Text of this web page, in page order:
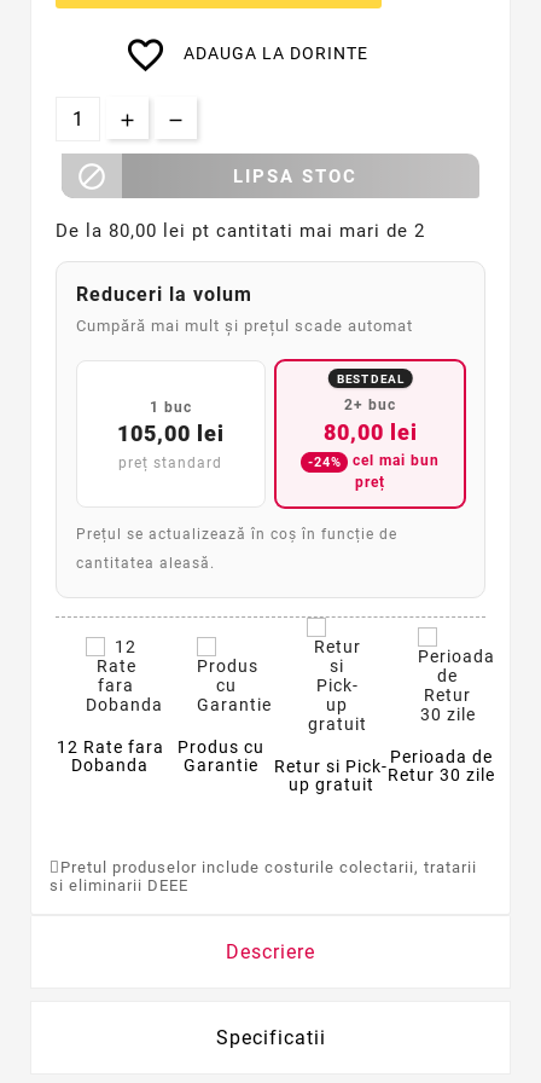
favorite_border ADAUGA LA DORINTE
 LIPSA STOC
De la 80,00 lei pt cantitati mai mari de 2
Reduceri la volum
Cumpără mai mult și prețul scade automat
1 buc
105,00 lei
preț standard
BEST DEAL
2+ buc
80,00 lei
-24%
cel mai bun
preț
Prețul se actualizează în coș în funcție de
cantitatea aleasă.
12 Rate fara
Dobanda
Produs cu
Garantie
Retur si Pick-
up gratuit
Perioada de
Retur 30 zile
Pretul produselor include costurile colectarii, tratarii
si eliminarii DEEE
Descriere
Specificatii